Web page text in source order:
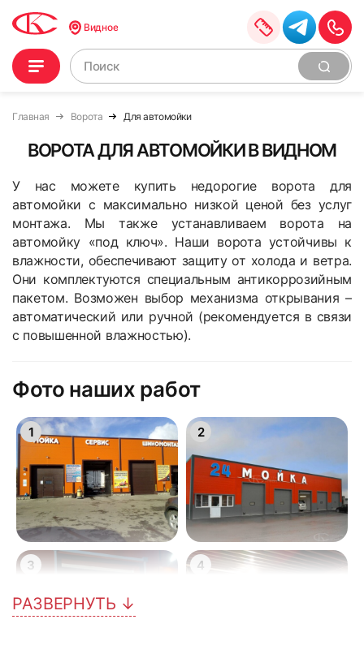
Видное
Главная Ворота Для автомойки
ВОРОТА ДЛЯ АВТОМОЙКИ В ВИДНОМ
У нас можете купить недорогие ворота для
автомойки с максимально низкой ценой без услуг
монтажа. Мы также устанавливаем ворота на
автомойку «под ключ». Наши ворота устойчивы к
влажности, обеспечивают защиту от холода и ветра.
Они комплектуются специальным антикоррозийным
пакетом. Возможен выбор механизма открывания –
автоматический или ручной (рекомендуется в связи
с повышенной влажностью).
Фото наших работ
1 2
3 4
РАЗВЕРНУТЬ ↓